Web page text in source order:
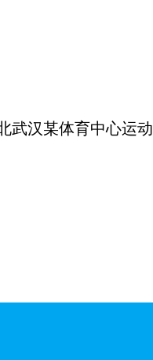
武汉某体育中心运动